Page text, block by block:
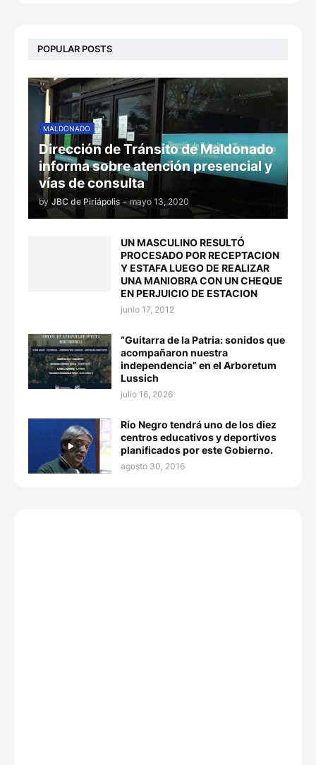
POPULAR POSTS
MALDONADO
Dirección de Tránsito de Maldonado
informa sobre atención presencial y
vías de consulta
by JBC de Piriápolis - mayo 13, 2020
UN MASCULINO RESULTÓ
PROCESADO POR RECEPTACION
Y ESTAFA LUEGO DE REALIZAR
UNA MANIOBRA CON UN CHEQUE
EN PERJUICIO DE ESTACION
junio 17, 2012
“Guitarra de la Patria: sonidos que
acompañaron nuestra
independencia” en el Arboretum
Lussich
julio 16, 2026
Río Negro tendrá uno de los diez
centros educativos y deportivos
planificados por este Gobierno.
agosto 30, 2016